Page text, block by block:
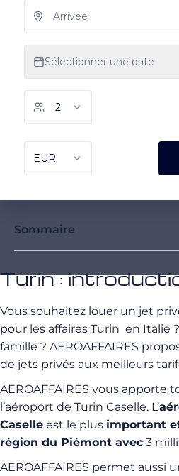
Sommaire
Turin :
Vous souhaitez louer un jet
pour les affaires Turin en Italie
famille ? AEROAFFAIRES
de jets privés aux meilleurs
AEROAFFAIRES vous apporte
l’aéroport de Turin Caselle. L’
Caselle est le plus important
région du Piémont avec 3
AEROAFFAIRES permet aussi